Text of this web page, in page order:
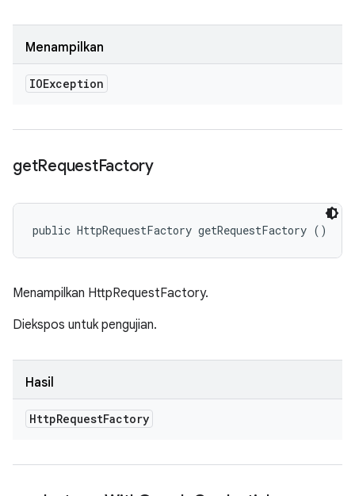
Menampilkan
IOException
getRequestFactory
public HttpRequestFactory getRequestFactory ()
Menampilkan HttpRequestFactory.
Diekspos untuk pengujian.
Hasil
HttpRequestFactory